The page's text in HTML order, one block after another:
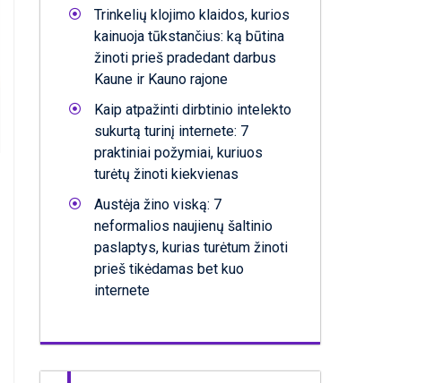
Trinkelių klojimo klaidos, kurios
kainuoja tūkstančius: ką būtina
žinoti prieš pradedant darbus
Kaune ir Kauno rajone
Kaip atpažinti dirbtinio intelekto
sukurtą turinį internete: 7
praktiniai požymiai, kuriuos
turėtų žinoti kiekvienas
Austėja žino viską: 7
neformalios naujienų šaltinio
paslaptys, kurias turėtum žinoti
prieš tikėdamas bet kuo
internete